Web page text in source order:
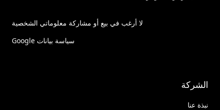
لا أرغب في بيع أو مشاركة معلوماتي الشخصية
سياسة بيانات Google
الشركة
نبذة عنا